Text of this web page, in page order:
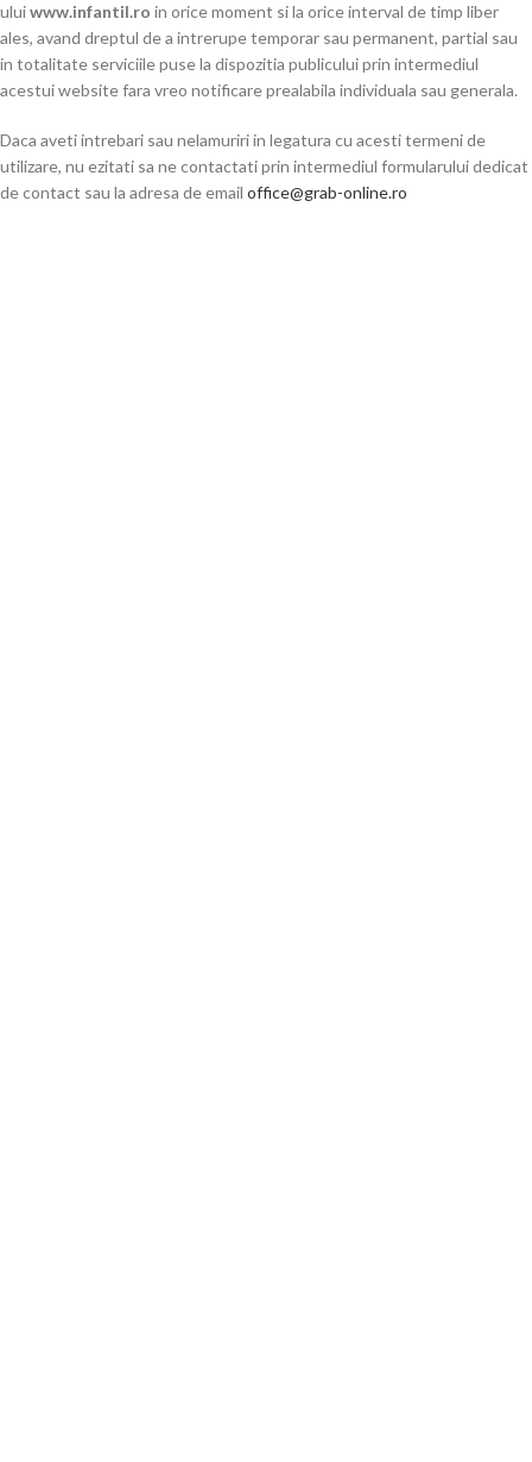
uluiwww.infantil.ro in orice moment si la orice interval de timp liber
ales, avand dreptul de a intrerupe temporar sau permanent, partial sau
in totalitate serviciile puse la dispozitia publicului prin intermediul
acestui website fara vreo notificare prealabila individuala sau generala.
Daca aveti intrebari sau nelamuriri in legatura cu acesti termeni de
utilizare, nu ezitati sa ne contactati prin intermediul formularului dedicat
de contact sau la adresa de email office@grab-online.ro